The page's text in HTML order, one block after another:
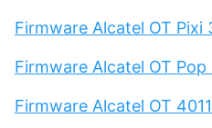
Firmware Alcatel OT Pixi
Firmware Alcatel OT
Firmware Alcatel OT